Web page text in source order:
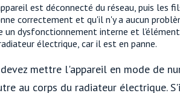
est déconnecté du réseau, puis les
correctement et qu'il n'y a aucun
un dysfonctionnement interne et
électrique, car il est en panne.
mettre l'appareil en mode de
au corps du radiateur électrique.